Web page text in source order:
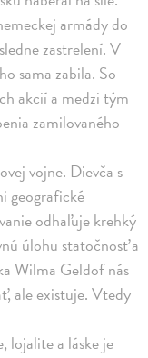
armády do
zastrelení. V
sama zabila. So
akcií a medzi tým
zamilovaného
vojne. Dievča s
geografické
odhaľuje krehký
úlohu statočnosť a
Wilma Geldof nás
ale existuje. Vtedy
lojalite a láske je